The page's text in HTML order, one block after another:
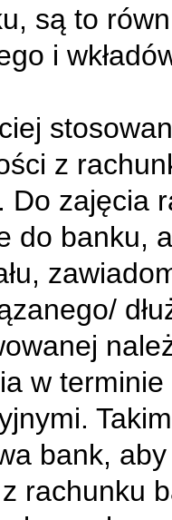
są to
i
z
Do zajęcia
do banku,
w
bank,
z rachunku